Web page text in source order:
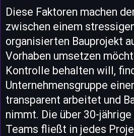
Diese Faktoren machen
zwischen einem
organisierten Bauprojekt
Vorhaben umsetzen
Kontrolle behalten will,
Unternehmensgruppe
transparent arbeitet und
nimmt. Die über 30-
Teams fließt in jedes